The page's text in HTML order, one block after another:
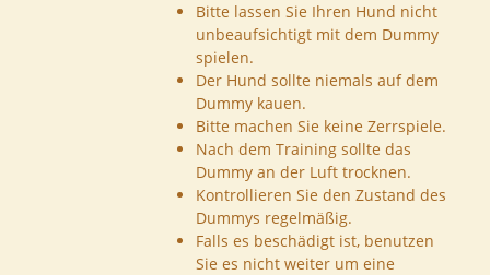
Bitte lassen Sie Ihren Hund nicht
unbeaufsichtigt mit dem Dummy
spielen.
Der Hund sollte niemals auf dem
Dummy kauen.
Bitte machen Sie keine Zerrspiele.
Nach dem Training sollte das
Dummy an der Luft trocknen.
Kontrollieren Sie den Zustand des
Dummys regelmäßig.
Falls es beschädigt ist, benutzen
Sie es nicht weiter um eine